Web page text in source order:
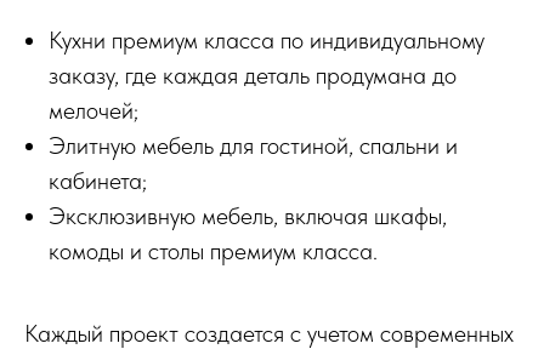
Кухни премиум класса по индивидуальному
заказу, где каждая деталь продумана до
мелочей;
Элитную мебель для гостиной, спальни и
кабинета;
Эксклюзивную мебель, включая шкафы,
комоды и столы премиум класса.
Каждый проект создается с учетом современных